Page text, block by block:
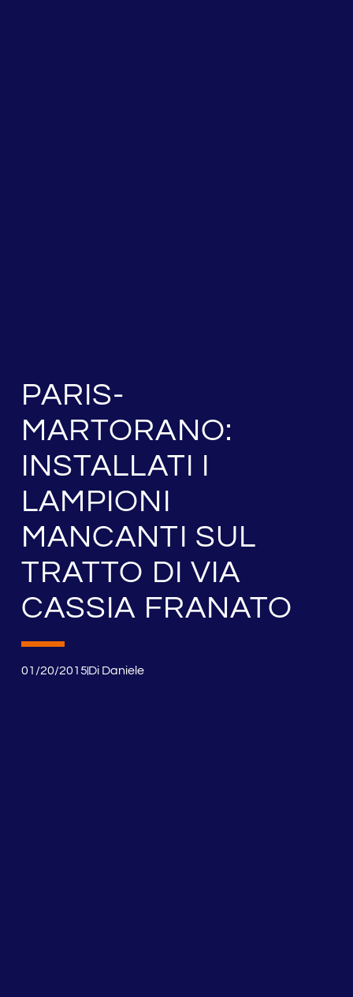
PARIS-
MARTORANO:
INSTALLATI I
LAMPIONI
MANCANTI SUL
TRATTO DI VIA
CASSIA FRANATO
01/20/2015DiDaniele